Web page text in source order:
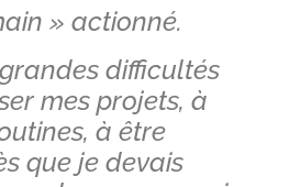
» actionné.
grandes difficultés
mes projets, à
à être
que je devais